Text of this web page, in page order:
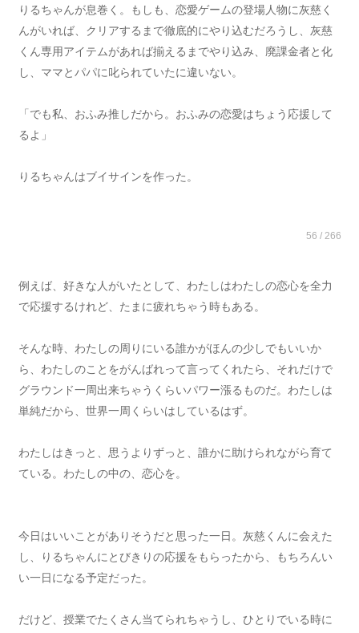
りるちゃんが息巻く。もしも、恋愛ゲームの登場人物に灰慈く
んがいれば、クリアするまで徹底的にやり込むだろうし、灰慈
くん専用アイテムがあれば揃えるまでやり込み、廃課金者と化
し、ママとパパに叱られていたに違いない。
「でも私、おふみ推しだから。おふみの恋愛はちょう応援して
るよ」
りるちゃんはブイサインを作った。
56 / 266
例えば、好きな人がいたとして、わたしはわたしの恋心を全力
で応援するけれど、たまに疲れちゃう時もある。
そんな時、わたしの周りにいる誰かがほんの少しでもいいか
ら、わたしのことをがんばれって言ってくれたら、それだけで
グラウンド一周出来ちゃうくらいパワー漲るものだ。わたしは
単純だから、世界一周くらいはしているはず。
わたしはきっと、思うよりずっと、誰かに助けられながら育て
ている。わたしの中の、恋心を。
今日はいいことがありそうだと思った一日。灰慈くんに会えた
し、りるちゃんにとびきりの応援をもらったから、もちろんい
い一日になる予定だった。
だけど、授業でたくさん当てられちゃうし、ひとりでいる時に